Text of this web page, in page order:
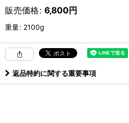
販売価格: 6,800円
重量: 2100g
返品特約に関する重要事項